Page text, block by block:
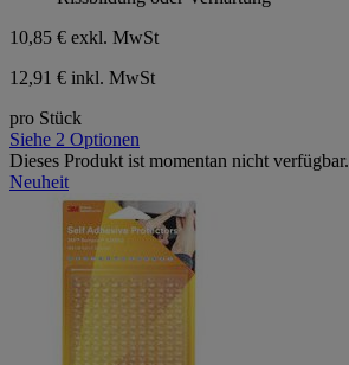
10,85 € exkl. MwSt
12,91 € inkl. MwSt
pro Stück
Siehe 2 Optionen
Dieses Produkt ist momentan nicht verfügbar.
Neuheit